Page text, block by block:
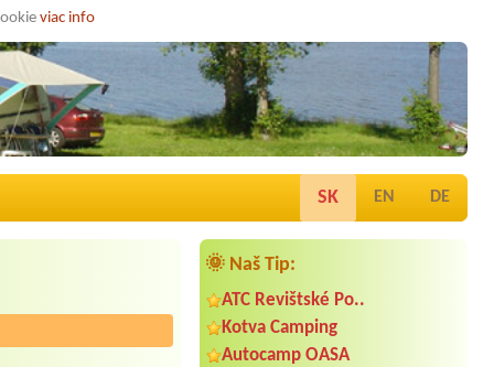
viac info
SK EN DE
🌞 Naš Tip:
ATC Revištské Po..
Kotva Camping
Autocamp OASA